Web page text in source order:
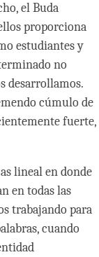
el Buda
proporciona
estudiantes y
no
desarrollamos.
cúmulo de
fuerte,
lineal en donde
en todas las
trabajando para
cuando